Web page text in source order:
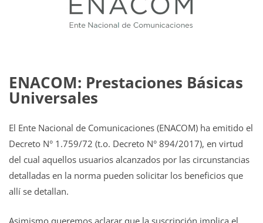
ENACOM: Prestaciones Básicas
Universales
El Ente Nacional de Comunicaciones (ENACOM) ha emitido el
Decreto N° 1.759/72 (t.o. Decreto N° 894/2017), en virtud
del cual aquellos usuarios alcanzados por las circunstancias
detalladas en la norma pueden solicitar los beneficios que
allí se detallan.
Asimismo queremos aclarar que la suscripción implica el